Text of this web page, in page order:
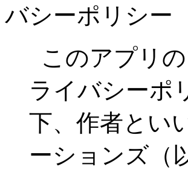
バシーポリシー
このアプリ
ライバシーポ
下、作者とい
ーションズ（